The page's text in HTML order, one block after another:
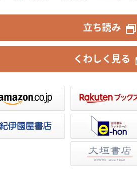
立ち読み
くわしく見る
セブンネット
HonyaClub